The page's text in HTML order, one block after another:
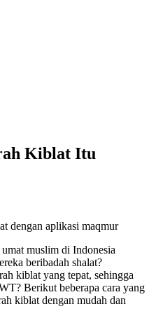
Kiblat Itu
muslim di Indonesia
beribadah shalat?
kiblat yang tepat, sehingga
Berikut beberapa cara yang
kiblat dengan mudah dan